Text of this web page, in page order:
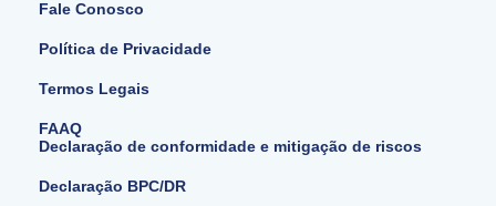
Fale Conosco
Política de Privacidade
Termos Legais
FAAQ
Declaração de conformidade e mitigação de riscos
Declaração BPC/DR